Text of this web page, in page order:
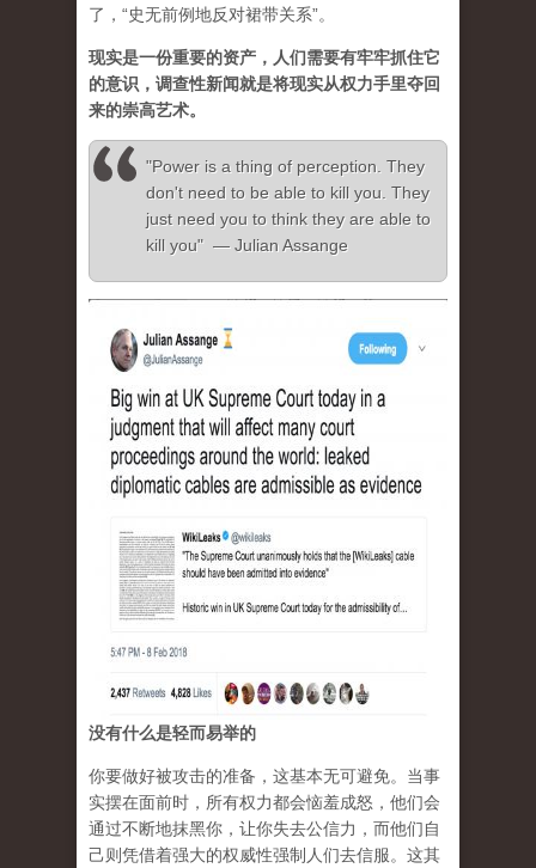
了，“史无前例地反对裙带关系”。
现实是一份重要的资产，人们需要有牢牢抓住它
的意识，调查性新闻就是将现实从权力手里夺回
来的崇高艺术。
"Power is a thing of perception. They
don't need to be able to kill you. They
just need you to think they are able to
kill you" — Julian Assange
没有什么是轻而易举的
你要做好被攻击的准备，这基本无可避免。当事
实摆在面前时，所有权力都会恼羞成怒，他们会
通过不断地抹黑你，让你失去公信力，而他们自
己则凭借着强大的权威性强制人们去信服。这其